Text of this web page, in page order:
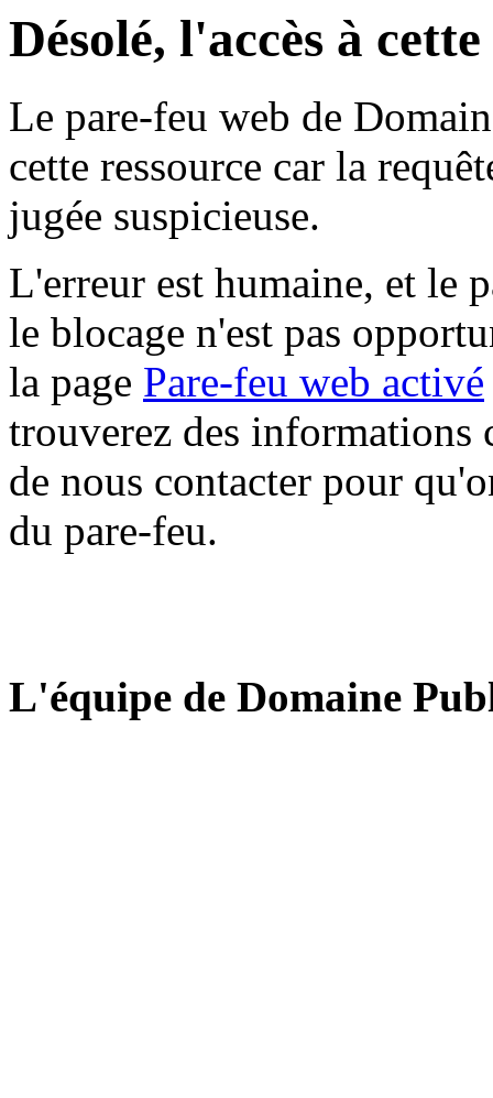
Désolé, l'accès à
Le pare-feu web de
cette ressource car la
jugée suspicieuse.
L'erreur est humaine, et le
le blocage n'est pas
la page Pare-feu web activé
trouverez des informations
de nous contacter pour
du pare-feu.
L'équipe de Domaine